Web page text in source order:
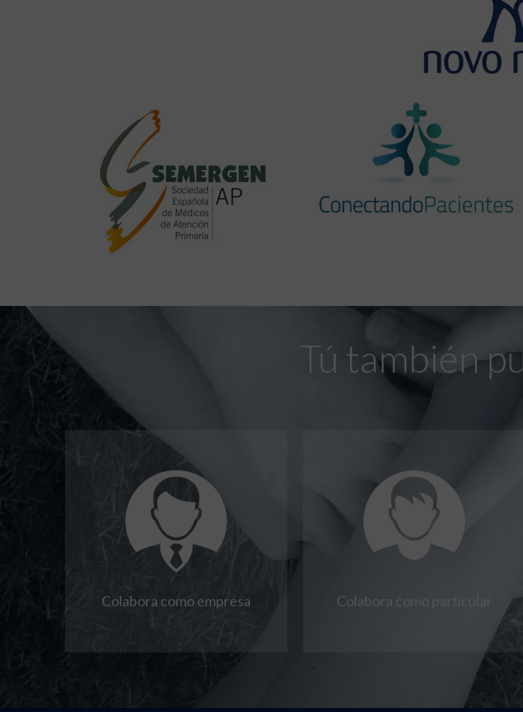
Tú también
Colabora como empresa Colabora como particular